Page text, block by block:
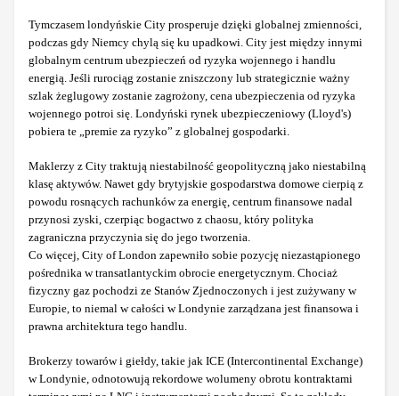
Tymczasem londyńskie City prosperuje dzięki globalnej zmienności,
podczas gdy Niemcy chylą się ku upadkowi. City jest między innymi
globalnym centrum ubezpieczeń od ryzyka wojennego i handlu
energią. Jeśli rurociąg zostanie zniszczony lub strategicznie ważny
szlak żeglugowy zostanie zagrożony, cena ubezpieczenia od ryzyka
wojennego potroi się. Londyński rynek ubezpieczeniowy (Lloyd's)
pobiera te „premie za ryzyko” z globalnej gospodarki.
Maklerzy z City traktują niestabilność geopolityczną jako niestabilną
klasę aktywów. Nawet gdy brytyjskie gospodarstwa domowe cierpią z
powodu rosnących rachunków za energię, centrum finansowe nadal
przynosi zyski, czerpiąc bogactwo z chaosu, który polityka
zagraniczna przyczynia się do jego tworzenia.
Co więcej, City of London zapewniło sobie pozycję niezastąpionego
pośrednika w transatlantyckim obrocie energetycznym. Chociaż
fizyczny gaz pochodzi ze Stanów Zjednoczonych i jest zużywany w
Europie, to niemal w całości w Londynie zarządzana jest finansowa i
prawna architektura tego handlu.
Brokerzy towarów i giełdy, takie jak ICE (Intercontinental Exchange)
w Londynie, odnotowują rekordowe wolumeny obrotu kontraktami